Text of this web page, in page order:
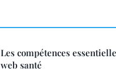
Les compétences
web santé